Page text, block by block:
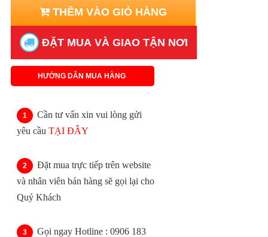
THÊM VÀO GIỎ HÀNG
ĐẶT MUA VÀ GIAO TẬN NƠI
HƯỚNG DẪN MUA HÀNG
Cần tư vấn xin vui lòng gửi
yêu cầu TẠI ĐÂY
Đặt mua trực tiếp trên website
và nhân viên bán hàng sẽ gọi lại cho
Quý Khách
Gọi ngay Hotline : 0906 183